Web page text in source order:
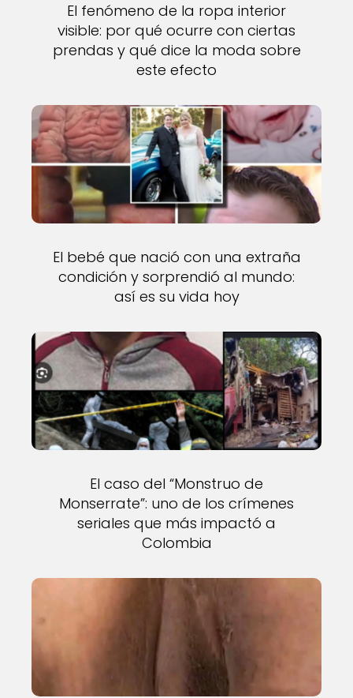
El fenómeno de la ropa interior
visible: por qué ocurre con ciertas
prendas y qué dice la moda sobre
este efecto
El bebé que nació con una extraña
condición y sorprendió al mundo:
así es su vida hoy
El caso del “Monstruo de
Monserrate”: uno de los crímenes
seriales que más impactó a
Colombia